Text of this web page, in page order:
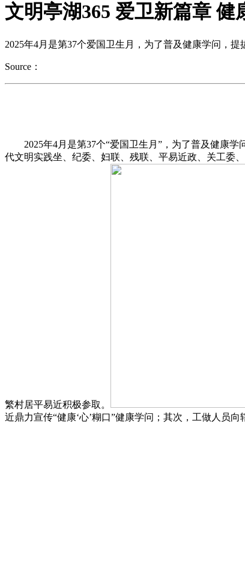
文明亭湖365 爱卫新篇章 健
2025年4月是第37个爱国卫生月，为了普及健康学问，
Source：
2025年4月是第37个“爱国卫生月”，为了普及健康学
代文明实践坐、纪委、妇联、残联、平易近政、关工委
繁村居平易近积极参取。
近鼎力宣传“健康‘心’糊口”健康学问；其次，工做人员